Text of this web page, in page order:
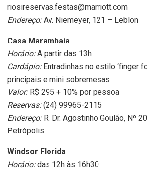
riosireservas.festas@marriott.com
Endereço:Av. Niemeyer, 121 – Leblon
Casa Marambaia
Horário:A partir das 13h
Cardápio:Entradinhas no estilo ‘finger
principais e mini sobremesas
Valor:R$ 295 + 10% por pessoa
Reservas:(24) 99965-2115
Endereço: R. Dr. Agostinho Goulão, Nº
Petrópolis
Windsor Florida
Horário:das 12h às 16h30